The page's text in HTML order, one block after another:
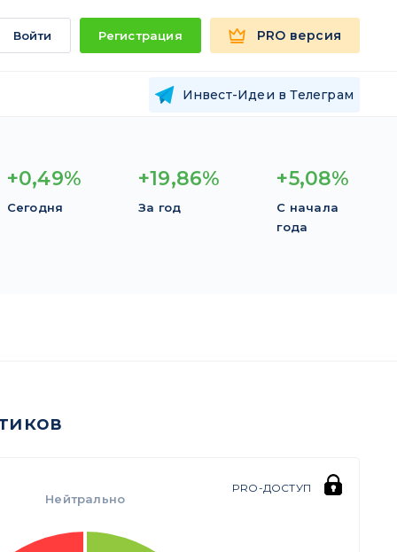
Войти Регистрация PRO версия
Инвест-Идеи в Телеграм
+0,49%
Сегодня
+19,86%
За год
+5,08%
С начала
года
PRO-ДОСТУП
Нейтрально